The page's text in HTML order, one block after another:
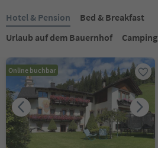
Hotel & Pension
Bed & Breakfast
Urlaub auf dem Bauernhof
Camping
Online buchbar